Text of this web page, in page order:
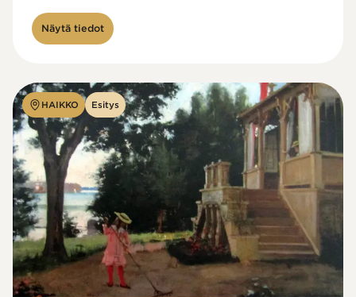
Näytä tiedot
HAIKKO Esitys